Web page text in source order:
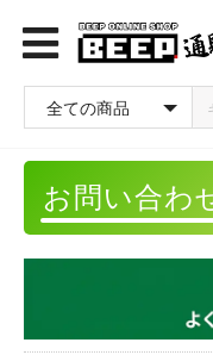
お問い合わ